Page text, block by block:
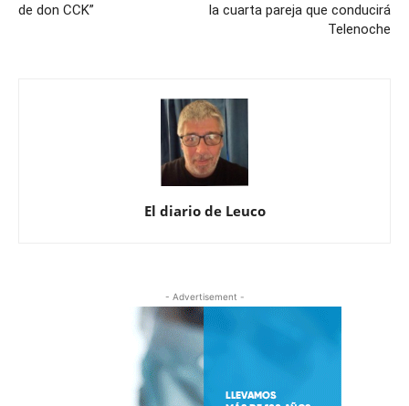
de don CCK”
la cuarta pareja que conducirá
Telenoche
El diario de Leuco
- Advertisement -